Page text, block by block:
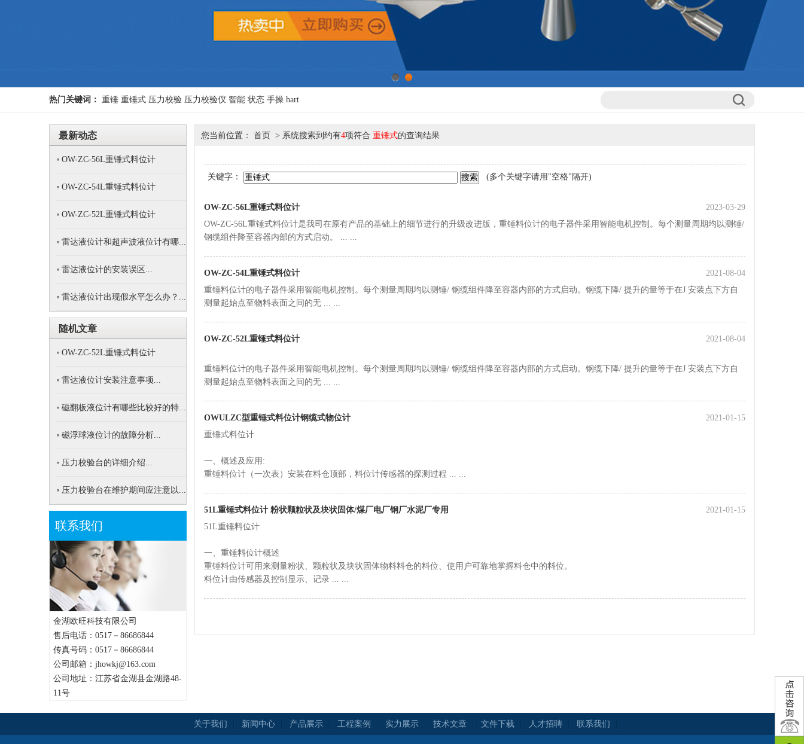
1
2
热门关键词： 重锤 重锤式 压力校验 压力校验仪 智能 状态 手操 hart
最新动态
OW-ZC-56L重锤式料位计
OW-ZC-54L重锤式料位计
OW-ZC-52L重锤式料位计
雷达液位计和超声波液位计有哪...
雷达液位计的安装误区...
雷达液位计出现假水平怎么办？...
随机文章
OW-ZC-52L重锤式料位计
雷达液位计安装注意事项...
磁翻板液位计有哪些比较好的特...
磁浮球液位计的故障分析...
压力校验台的详细介绍...
压力校验台在维护期间应注意以...
联系我们
金湖欧旺科技有限公司
售后电话：0517－86686844
传真号码：0517－86686844
公司邮箱：jhowkj@163.com
公司地址：江苏省金湖县金湖路48-
11号
您当前位置： 首页 > 系统搜索到约有4项符合 重锤式的查询结果
关键字： (多个关键字请用"空格"隔开)
2023-03-29
OW-ZC-56L重锤式料位计
OW-ZC-56L重锤式料位计是我司在原有产品的基础上的细节进行的升级改进版，重锤料位计的电子器件采用智能电机控制。每个测量周期均以测锤/
钢缆组件降至容器内部的方式启动。 ... ...
2021-08-04
OW-ZC-54L重锤式料位计
重锤料位计的电子器件采用智能电机控制。每个测量周期均以测锤/ 钢缆组件降至容器内部的方式启动。钢缆下降/ 提升的量等于在J 安装点下方自
测量起始点至物料表面之间的无 ... ...
2021-08-04
OW-ZC-52L重锤式料位计
重锤料位计的电子器件采用智能电机控制。每个测量周期均以测锤/ 钢缆组件降至容器内部的方式启动。钢缆下降/ 提升的量等于在J 安装点下方自
测量起始点至物料表面之间的无 ... ...
2021-01-15
OWULZC型重锤式料位计钢缆式物位计
重锤式料位计
一、概述及应用:
重锤料位计（一次表）安装在料仓顶部，料位计传感器的探测过程 ... ...
2021-01-15
51L重锤式料位计 粉状颗粒状及块状固体/煤厂电厂钢厂水泥厂专用
51L重锤料位计
一、重锤料位计概述
重锤料位计可用来测量粉状、颗粒状及块状固体物料料仓的料位、使用户可靠地掌握料仓中的料位。
料位计由传感器及控制显示、记录 ... ...
关于我们 新闻中心 产品展示 工程案例 实力展示 技术文章 文件下载 人才招聘 联系我们